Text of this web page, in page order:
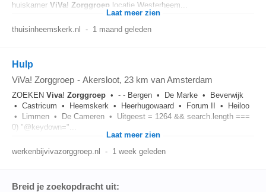
huiskamer ViVa! Zorggroep locatie Westerheem...
Laat meer zien
thuisinheemskerk.nl - 1 maand geleden
Hulp
ViVa! Zorggroep - Akersloot, 23 km van Amsterdam
ZOEKEN Viva! Zorggroep • - - Bergen • De Marke • Beverwijk
• Castricum • Heemskerk • Heerhugowaard • Forum II • Heiloo
• Limmen • De Cameren • Uitgeest = 1264 && search.length ===
0) "@keydown="...
Laat meer zien
werkenbijvivazorggroep.nl - 1 week geleden
Breid je zoekopdracht uit: